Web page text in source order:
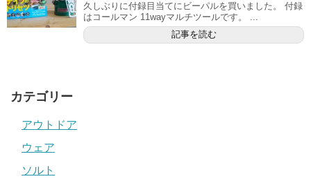
久しぶりに付録目当てにビーパルを買いました。 付録
はコールマン 11wayマルチツールです。 ...
記事を読む
カテゴリー
アウトドア
ウェア
ソルト